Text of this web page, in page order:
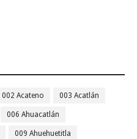
002 Acateno 003 Acatlán
006 Ahuacatlán
009 Ahuehuetitla